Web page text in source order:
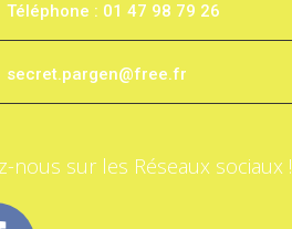
Téléphone : 01 47 98 79 26
secret.pargen@free.fr
nous sur les Réseaux sociaux !